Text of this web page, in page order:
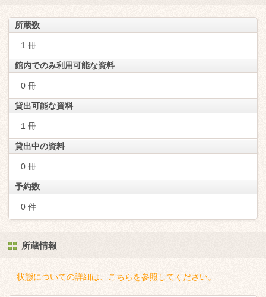
所蔵数
1 冊
館内でのみ利用可能な資料
0 冊
貸出可能な資料
1 冊
貸出中の資料
0 冊
予約数
0 件
所蔵情報
状態についての詳細は、こちらを参照してください。